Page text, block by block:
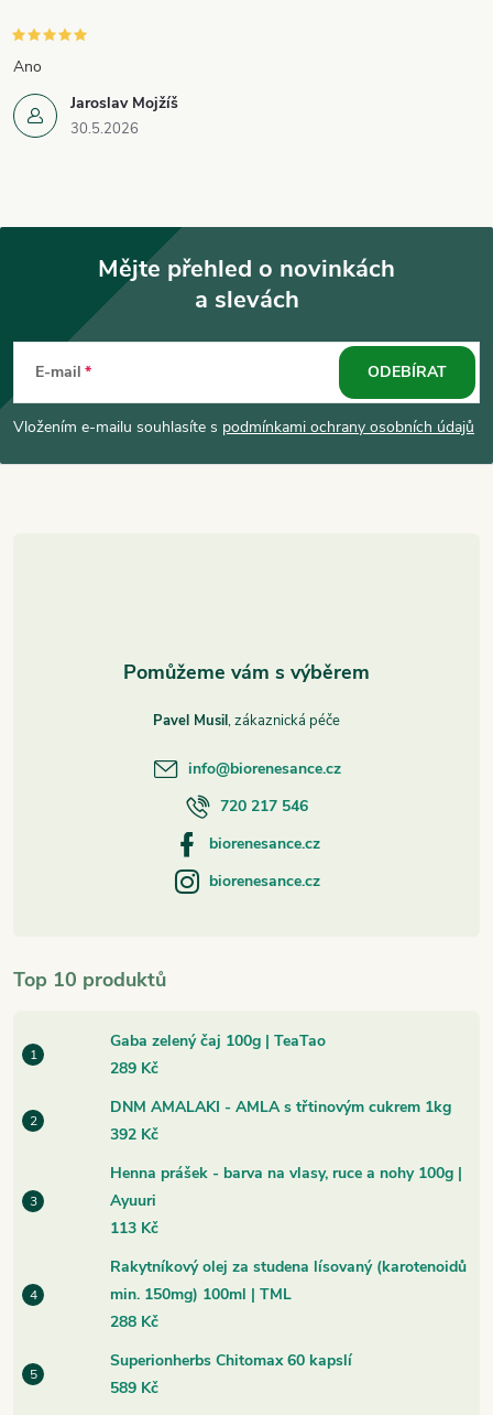
Jaroslav Mojžíš
30.5.2026
Ano
p
Mějte přehled o novinkách
a slevách
E-mail
Vložením e-mailu souhlasíte s podmínkami ochrany osobních údajů
ODEBÍRAT
Top 10 produktů
Gaba zelený čaj 100g | TeaTao
289 Kč
DNM AMALAKI - AMLA s třtinovým cukrem 1kg
392 Kč
Henna prášek - barva na vlasy, ruce a nohy 100g |
Ayuuri
113 Kč
Rakytníkový olej za studena lísovaný (karotenoidů
min. 150mg) 100ml | TML
288 Kč
Superionherbs Chitomax 60 kapslí
589 Kč
Pavel Musil
info@biorenesance.cz
720 217 546
biorenesance.cz
biorenesance.cz